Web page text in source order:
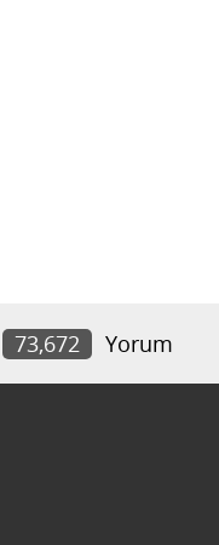
73,672 Yorum